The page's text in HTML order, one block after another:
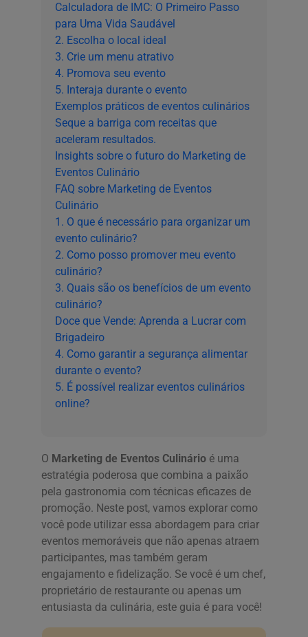
Calculadora de IMC: O Primeiro Passo
para Uma Vida Saudável
2. Escolha o local ideal
3. Crie um menu atrativo
4. Promova seu evento
5. Interaja durante o evento
Exemplos práticos de eventos culinários
Seque a barriga com receitas que
aceleram resultados.
Insights sobre o futuro do Marketing de
Eventos Culinário
FAQ sobre Marketing de Eventos
Culinário
1. O que é necessário para organizar um
evento culinário?
2. Como posso promover meu evento
culinário?
3. Quais são os benefícios de um evento
culinário?
Doce que Vende: Aprenda a Lucrar com
Brigadeiro
4. Como garantir a segurança alimentar
durante o evento?
5. É possível realizar eventos culinários
online?
O Marketing de Eventos Culinário é uma
estratégia poderosa que combina a paixão
pela gastronomia com técnicas eficazes de
promoção. Neste post, vamos explorar como
você pode utilizar essa abordagem para criar
eventos memoráveis que não apenas atraem
participantes, mas também geram
engajamento e fidelização. Se você é um chef,
proprietário de restaurante ou apenas um
entusiasta da culinária, este guia é para você!